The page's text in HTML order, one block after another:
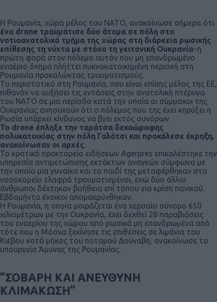
Η Ρουμανία, χώρα μέλος του ΝΑΤΟ, ανακοίνωσε σήμερα ότι
ένα drone τραυμάτισε δύο άτομα σε πόλη στο
νοτιοανατολικό τμήμα της χώρας στη διάρκεια ρωσικής
επίθεσης τη νύχτα με στόχο τη γειτονική Ουκρανία–η
πρώτη φορά στον πόλεμο αυτόν που μη επανδρωμένο
εναέριο όχημα πλήττει πυκνοκατοικημένη περιοχή στη
Ρουμανία προκαλώντας τραυματισμούς.
Το περιστατικό στη Ρουμανία, που είναι επίσης μέλος της ΕΕ,
πιθανόν να αυξήσει τις εντάσεις στην ανατολική πτέρυγα
του ΝΑΤΟ σε μια περίοδο κατά την οποία οι σύμμαχοι της
Ουκρανίας ανησυχούν ότι ο πόλεμος που της έχει κηρύξει η
Ρωσία υπάρχει κίνδυνος να βγει εκτός συνόρων.
Το drone έπληξε την ταράτσα δεκαώροφης
πολυκατοικίας στην πόλη Γαλάτσι και προκάλεσε έκρηξη,
ανακοίνωσαν οι αρχές.
Το κρατικό πρακτορείο ειδήσεων Agerpres επικαλέστηκε την
υπηρεσία αντιμετώπισης εκτάκτων αναγκών σύμφωνα με
την οποία μια γυναίκα και το παιδί της μεταφέρθηκαν στο
νοσοκομείο ελαφρά τραυματισμένοι, ενώ δύο άλλοι
άνθρωποι δέχτηκαν βοήθεια επί τόπου για κρίση πανικού.
Εβδομήντα ένοικοι απομακρύνθηκαν.
Η Ρουμανία, η οποία μοιράζεται ένα χερσαίο σύνορο 650
χιλιομέτρων με την Ουκρανία, έχει δεχθεί 28 παραβιάσεις
του εναερίου της χώρου από ρωσικά μη επανδρωμένα από
τότε που η Μόσχα ξεκίνησε τις επιθέσεις σε λιμάνια του
Κιέβου κατά μήκος του ποταμού Δούναβη, ανακοίνωσε το
υπουργείο Άμυνας της Ρουμανίας.
”ΣΟΒΑΡΗ ΚΑΙ ΑΝΕΥΘΥΝΗ
ΚΛΙΜΑΚΩΣΗ”